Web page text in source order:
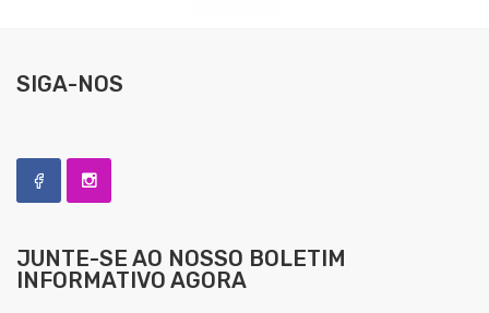
SIGA-NOS
JUNTE-SE AO NOSSO BOLETIM
INFORMATIVO AGORA